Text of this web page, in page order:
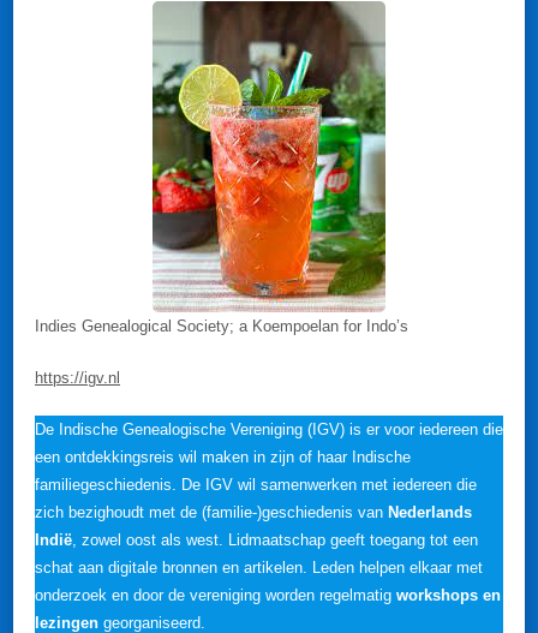
Indies Genealogical Society; a Koempoelan for Indo’s
https://igv.nl
De Indische Genealogische Vereniging (IGV) is er voor iedereen die
een ontdekkingsreis wil maken in zijn of haar Indische
familiegeschiedenis. De IGV wil samenwerken met iedereen die
zich bezighoudt met de (familie-)geschiedenis van Nederlands
Indië, zowel oost als west. Lidmaatschap geeft toegang tot een
schat aan digitale bronnen en artikelen. Leden helpen elkaar met
onderzoek en door de vereniging worden regelmatig workshops en
lezingen georganiseerd.